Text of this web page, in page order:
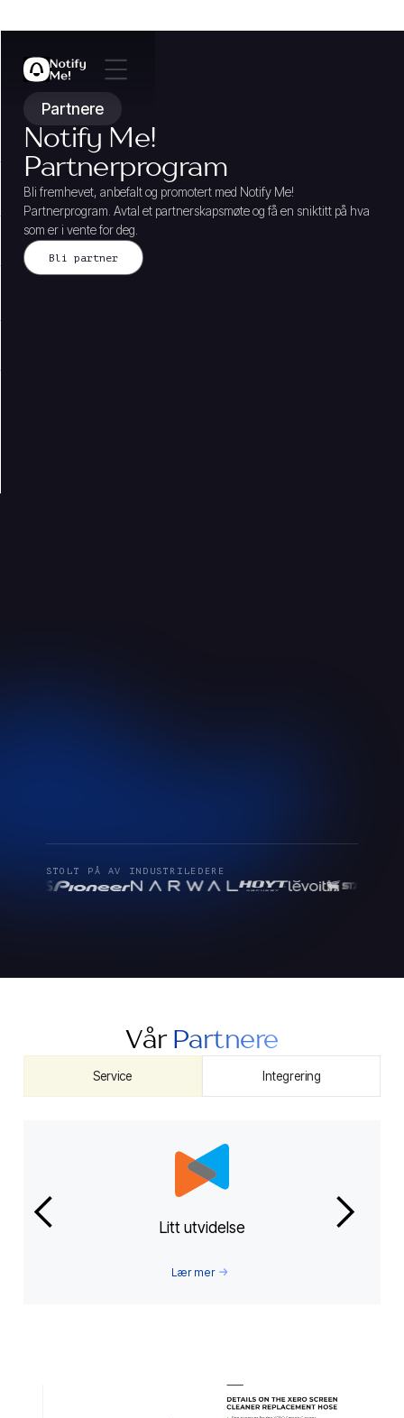
Partnere
Notify Me!
Partnerprogram
Bli fremhevet, anbefalt og promotert med Notify Me!
Partnerprogram. Avtal et partnerskapsmøte og få en sniktitt på hva
som er i vente for deg.
Bli partner
STOLT PÅ AV INDUSTRILEDERE
Vår Partnere
Service Integrering
Litt utvidelse
Lær mer